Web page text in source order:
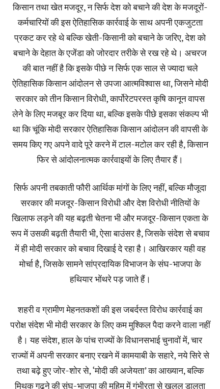
किसान तथा खेत मजदूर, न सिर्फ देश को बचाने की देश के मजदूरों-
कर्मचारियों की इस ऐतिहासिक कार्रवाई के साथ अपनी एकजुटता
प्रकट कर रहे थे बल्कि खेती-किसानी को बचाने के जरिए, देश को
बचाने के देहात के एजेंडा को जोरदार तरीके से रख रहे थे। अचरज
की बात नहीं है कि इसके पीछे न सिर्फ एक साल से ज्यादा चले
ऐतिहासिक किसान आंदोलन से उपजा आत्मविश्वास था, जिसने मोदी
सरकार को तीन किसान विरोधी, कार्पोरेटपरस्त कृषि कानून वापस
लेने के लिए मजबूर कर दिया था, बल्कि इसके पीछे इसका संकल्प भी
था कि चूंकि मोदी सरकार ऐतिहासिक किसान आंदोलन की वापसी के
समय किए गए अपने वादे पूरे करने में टाल-मटोल कर रही है, किसान
फिर से आंदोलनात्मक कार्रवाइयों के लिए तैयार हैं।
सिर्फ अपनी तबकाती फौरी आर्थिक मांगों के लिए नहीं, बल्कि मौजूदा
सरकार की मजदूर-किसान विरोधी और देश विरोधी नीतियों के
खिलाफ लड़ने की यह बढ़ती चेतना भी और मजदूर-किसान एकता के
रूप में उसकी बढ़ती तैयारी भी, ऐसा बाउंसर है, जिसके संदेश से बचाव
में ही मोदी सरकार को बचाव दिखाई दे रहा है। आखिरकार यही वह
मोर्चा है, जिसके सामने सांप्रदायिक विभाजन के संघ-भाजपा के
हथियार भोंथरे पड़ जाते हैं।
शहरी व ग्रामीण मेहनतकशों की इस जबर्दस्त विरोध कार्रवाई का
परोक्ष संदेश भी मोदी सरकार के लिए कम मुश्किल पैदा करने वाला नहीं
है। यह संदेश, हाल के पांच राज्यों के विधानसभाई चुनावों में, चार
राज्यों में अपनी सरकार बनाए रखने में कामयाबी के सहारे, नये सिरे से
तथा बढ़े हुए जोर-शोर से, ‘मोदी की अजेयता’ का आख्यान, बल्कि
मिथक गढ़ने की संघ-भाजपा की मुहिम में गंभीरता से खलल डालता